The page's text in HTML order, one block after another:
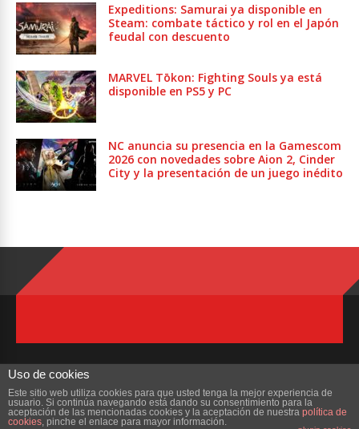
Expeditions: Samurai ya disponible en
Steam: combate táctico y rol en el Japón
feudal con descuento
MARVEL Tōkon: Fighting Souls ya está
disponible en PS5 y PC
NC anuncia su presencia en la Gamescom
2026 con novedades sobre Aion 2, Cinder
City y la presentación de un juego inédito
Copyright © 2023 ZonaMMORPG.com. Todos los derechos reservados
Uso de cookies
Este sitio web utiliza cookies para que usted tenga la mejor experiencia de
usuario. Si continúa navegando está dando su consentimiento para la
aceptación de las mencionadas cookies y la aceptación de nuestra política de
cookies, pinche el enlace para mayor información.